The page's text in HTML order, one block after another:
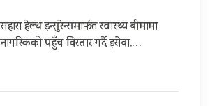
सहारा हेल्थ इन्सुरेन्समार्फत स्वास्थ्य बीमामा
नागरिकको पहुँच विस्तार गर्दै इसेवा,…